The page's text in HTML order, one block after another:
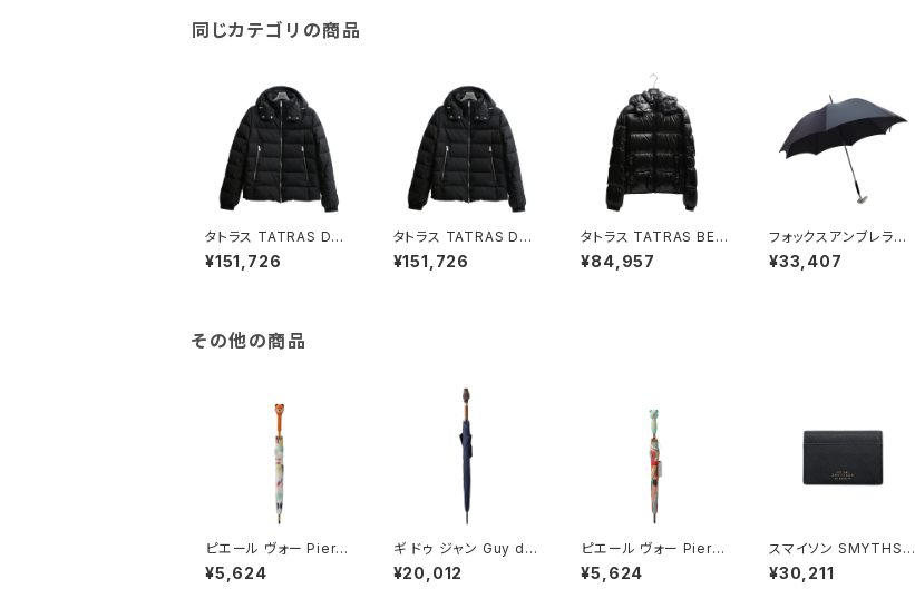
同じカテゴリの商品
タトラス TATRAS DO
MIZIANO ダウンコート
MTATA4289-D-BK-
¥151,726
タトラス TATRAS DO
MIZIANO ダウンコート
MTATA4289-D-BK-
¥151,726
タトラス TATRAS BEL
BO ベルボ ダウンジャ
ケット メンズ ナイロン
¥84,957
フォックスアンブレラズ
FOX UMBRELLAS 傘
メンズ GT29-FOX ブ
¥33,407
その他の商品
ピエール ヴォー Pierre
Vaux キッズ傘 長傘 ki
ds-32 キッズ マルチカ
¥5,624
ギ ドゥ ジャン Guy de
Jean TETES 長傘 cla
ssic-owl-navy ユニ
¥20,012
ピエール ヴォー Pierre
Vaux キッズ傘 長傘 ki
ds-29 キッズ マルチカ
¥5,624
スマイソン SMYTHSO
N Panama Folded C
ard Case with Snap
¥30,211